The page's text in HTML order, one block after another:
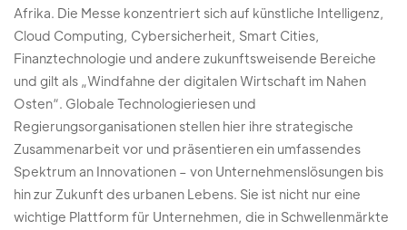
Afrika. Die Messe konzentriert sich auf künstliche Intelligenz,
Cloud Computing, Cybersicherheit, Smart Cities,
Finanztechnologie und andere zukunftsweisende Bereiche
und gilt als „Windfahne der digitalen Wirtschaft im Nahen
Osten“. Globale Technologieriesen und
Regierungsorganisationen stellen hier ihre strategische
Zusammenarbeit vor und präsentieren ein umfassendes
Spektrum an Innovationen – von Unternehmenslösungen bis
hin zur Zukunft des urbanen Lebens. Sie ist nicht nur eine
wichtige Plattform für Unternehmen, die in Schwellenmärkte